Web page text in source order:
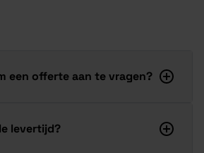
een offerte aan te vragen?
levertijd?